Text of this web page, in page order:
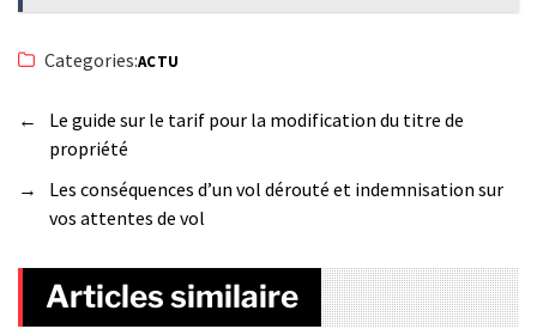
Categories:ACTU
←
Le guide sur le tarif pour la modification du titre de
propriété
→
Les conséquences d’un vol dérouté et indemnisation sur
vos attentes de vol
Articles similaire